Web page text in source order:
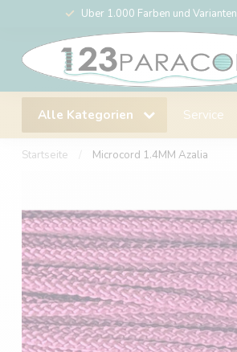
Über 1.000 Farben und Varianten
Alle Kategorien Service
Startseite Microcord 1.4MM Azalia